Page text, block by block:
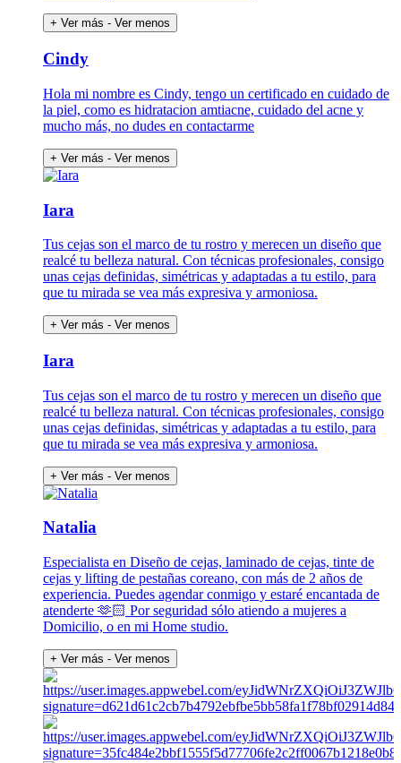
+ Ver más - Ver menos
Cindy
Hola mi nombre es Cindy, tengo un certificado en cuidado de
la piel, como es hidratacion amtiacne, cuidado del acne y
mucho más, no dudes en contactarme
+ Ver más - Ver menos
Iara
Tus cejas son el marco de tu rostro y merecen un diseño que
realcé tu belleza natural. Con técnicas profesionales, consigo
unas cejas definidas, simétricas y adaptadas a tu estilo, para
que tu mirada se vea más expresiva y armoniosa.
+ Ver más - Ver menos
Iara
Tus cejas son el marco de tu rostro y merecen un diseño que
realcé tu belleza natural. Con técnicas profesionales, consigo
unas cejas definidas, simétricas y adaptadas a tu estilo, para
que tu mirada se vea más expresiva y armoniosa.
+ Ver más - Ver menos
Natalia
Especialista en Diseño de cejas, laminado de cejas, tinte de
cejas y lifting de pestañas coreano, con más de 2 años de
experiencia. Puedes agendar conmigo y estaré encantada de
atenderte 🫶🏻 Por seguridad sólo atiendo a mujeres a
Domicilio, o en mi Home studio.
+ Ver más - Ver menos